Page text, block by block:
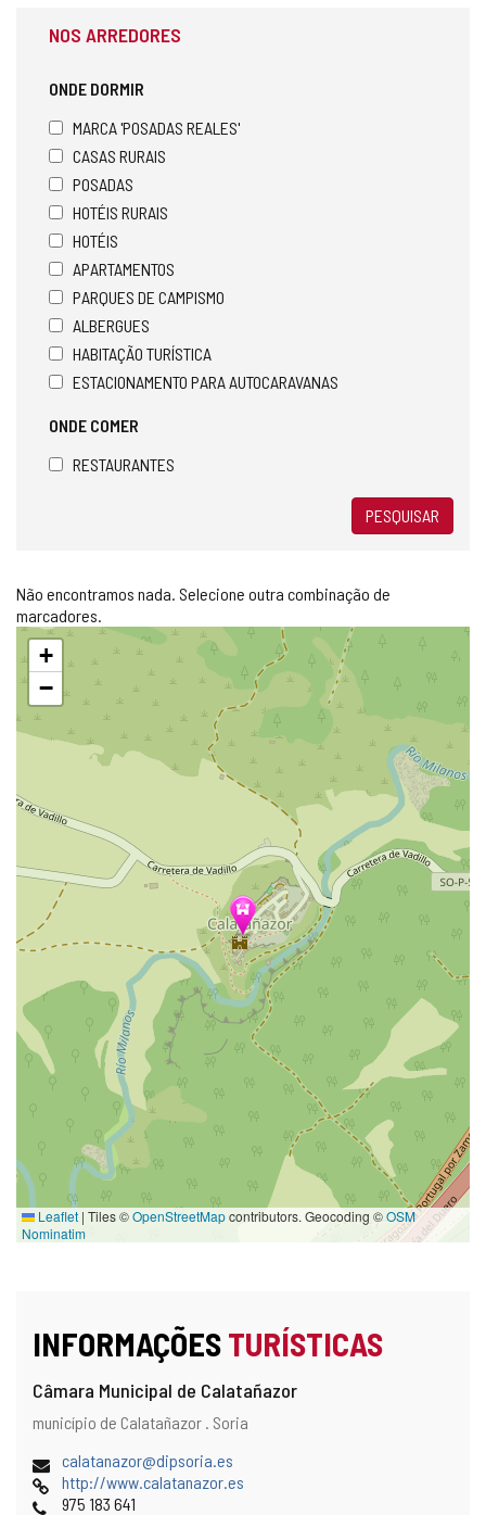
NOS ARREDORES
ONDE DORMIR
MARCA 'POSADAS REALES'
CASAS RURAIS
POSADAS
HOTÉIS RURAIS
HOTÉIS
APARTAMENTOS
PARQUES DE CAMPISMO
ALBERGUES
HABITAÇÃO TURÍSTICA
ESTACIONAMENTO PARA AUTOCARAVANAS
ONDE COMER
RESTAURANTES
PESQUISAR
Não encontramos nada. Selecione outra combinação de
marcadores.
Pular
mapa
+
−
Leaflet | Tiles ©OpenStreetMapcontributors. Geocoding ©OSM
Nominatim
INFORMAÇÕESTURÍSTICAS
Câmara Municipal de Calatañazor
Endereço
localização
no
mapa
Endereço
município de Calatañazor . Soria
Endereço
de
email
calatanazor@dipsoria.es
Pagina
web
http://www.calatanazor.es
Telefones
975 183 641